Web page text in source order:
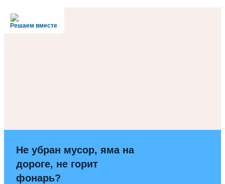
Решаем вместе
Не убран мусор, яма на
дороге, не горит
фонарь?